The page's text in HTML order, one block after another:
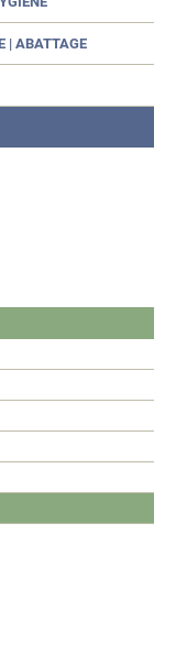
| ABATTAGE